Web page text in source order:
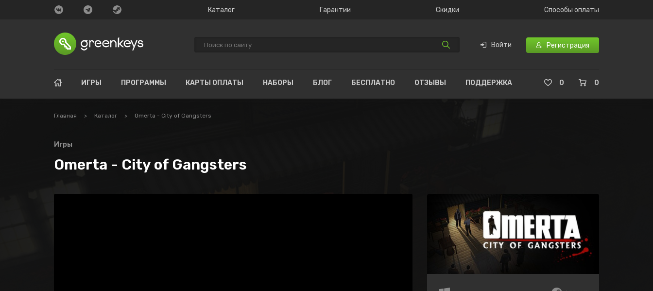
Каталог Гарантии Скидки Способы оплаты
Войти Регистрация
ИГРЫ ПРОГРАММЫ КАРТЫ ОПЛАТЫ НАБОРЫ БЛОГ БЕСПЛАТНО ОТЗЫВЫ ПОДДЕРЖКА 0
0
Главная > Каталог > Omerta - City of Gangsters
Игры
Omerta - City of Gangsters